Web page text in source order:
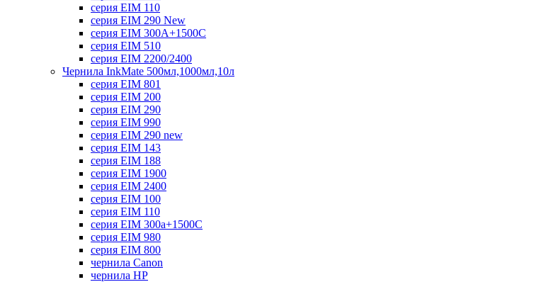
серия EIM 110
серия EIM 290 New
серия EIM 300А+1500С
серия EIM 510
серия EIM 2200/2400
Чернила InkMate 500мл,1000мл,10л
серия EIM 801
серия EIM 200
серия EIM 290
серия EIM 990
серия EIM 290 new
серия EIM 143
серия EIM 188
серия EIM 1900
серия EIM 2400
серия EIM 100
серия EIM 110
серия EIM 300a+1500C
серия EIM 980
серия EIM 800
чернила Canon
чернила HP